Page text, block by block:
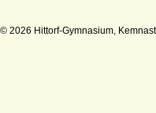
© 2026 Hittorf-Gymnasium,